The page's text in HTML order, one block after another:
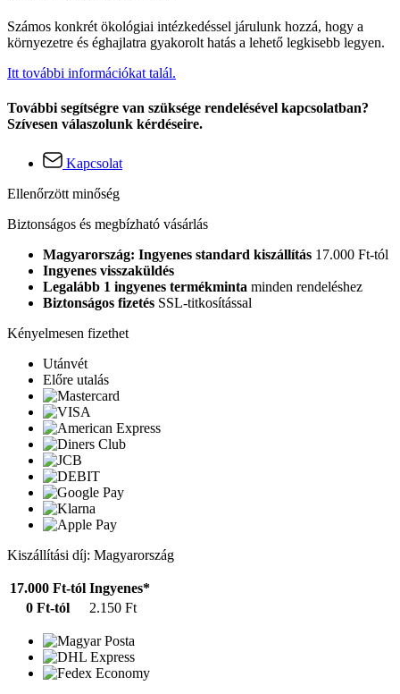
Számos konkrét ökológiai intézkedéssel járulunk hozzá, hogy a
környezetre és éghajlatra gyakorolt hatás a lehető legkisebb legyen.
Itt további információkat talál.
További segítségre van szüksége rendelésével kapcsolatban?
Szívesen válaszolunk kérdéseire.
Kapcsolat
Ellenőrzött minőség
Biztonságos és megbízható vásárlás
Magyarország: Ingyenes standard kiszállítás 17.000 Ft-tól
Ingyenes visszaküldés
Legalább 1 ingyenes termékminta minden rendeléshez
Biztonságos fizetés SSL-titkosítással
Kényelmesen fizethet
Utánvét
Előre utalás
Kiszállítási díj: Magyarország
17.000 Ft-tól Ingyenes*
0 Ft-tól
2.150 Ft